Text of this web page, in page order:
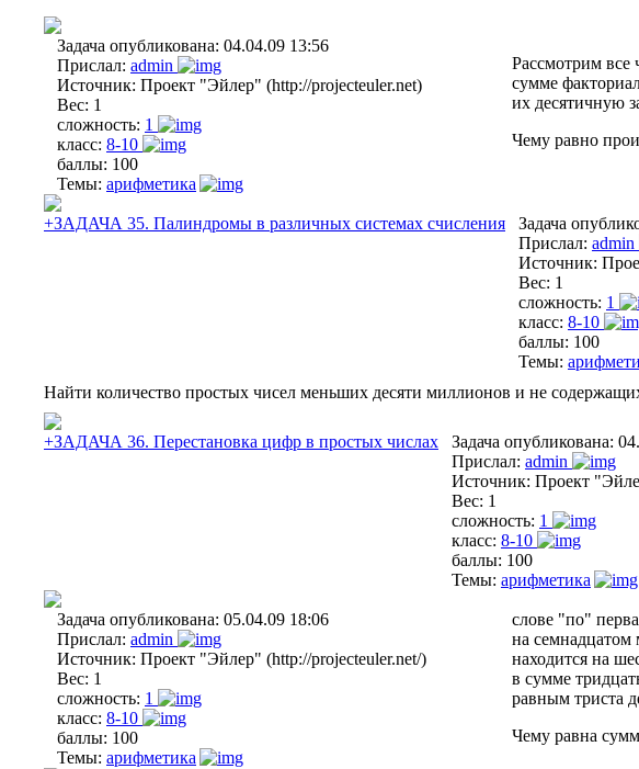
Задача опубликована: 04.04.09 13:56
Прислал: admin
Источник: Проект "Эйлер" (http://projecteuler.net)
Вес: 1
сложность: 1
класс: 8-10
баллы: 100
Темы: арифметика
Рассмотрим все
сумме
их десятичную
Чему равно
+ЗАДАЧА 35. Палиндромы в различных системах счисления
Задача
Прислал: admin
Источник:
Вес: 1
сложность: 1
класс: 8-10
баллы: 100
Темы:
+ЗАДАЧА 36. Перестановка цифр в простых числах
Задача опубликована:
Прислал: admin
Источник: Проект
Вес: 1
сложность: 1
класс: 8-10
баллы: 100
Темы: арифметика
Найти количество простых чисел меньших десяти миллионов и не
Задача опубликована: 05.04.09 18:06
Прислал: admin
Источник: Проект "Эйлер" (http://projecteuler.net/)
Вес: 1
сложность: 1
класс: 8-10
баллы: 100
Темы: арифметика
слове "по"
на семнадцатом
находится на
в сумме
равным триста
Чему равна